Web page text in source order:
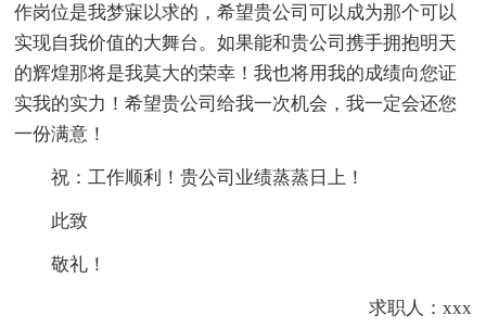
作岗位是我梦寐以求的，希望贵公司可以成为那个可以
实现自我价值的大舞台。如果能和贵公司携手拥抱明天
的辉煌那将是我莫大的荣幸！我也将用我的成绩向您证
实我的实力！希望贵公司给我一次机会，我一定会还您
一份满意！
祝：工作顺利！贵公司业绩蒸蒸日上！
此致
敬礼！
求职人：xxx